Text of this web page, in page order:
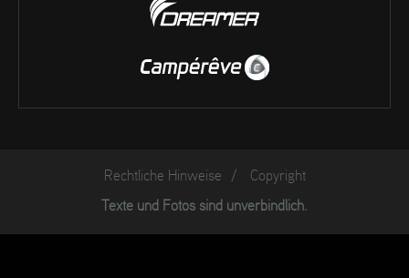
Rechtliche Hinweise / Copyright
Texte und Fotos sind unverbindlich.